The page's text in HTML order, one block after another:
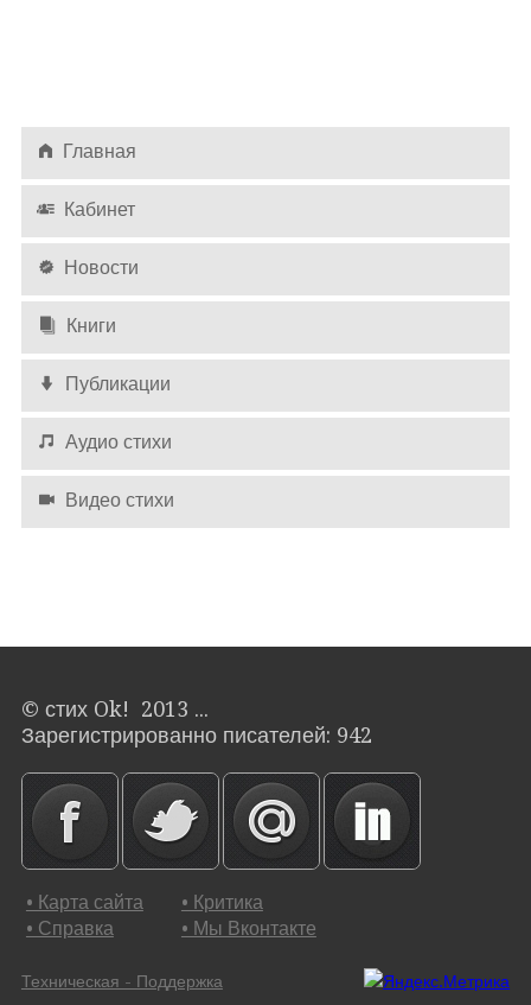
Главная
Кабинет
Новости
Книги
Публикации
Аудио стихи
Видео стихи
© стих Ok! 2013 ...
Зарегистрированно писателей: 942
• Карта сайта
• Справка
• Критика
• Мы Вконтакте
Техническая - Поддержка